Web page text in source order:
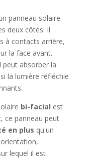
panneau solaire
deux côtés. Il
à contacts arrière,
la face avant.
peut absorber la
la lumière réfléchie
bi-facial est
ce panneau peut
en plus qu'un
lequel il est